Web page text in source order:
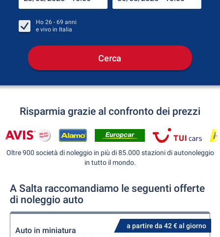
Ho 26 - 69 anni
e vivo in Italia
Cerca
Risparmia grazie al confronto dei prezzi
Oltre 900 società di noleggio in più di 85.000 stazioni di autonoleggio
in tutto il mondo.
A Salta raccomandiamo le seguenti offerte
di noleggio auto
a partire da 42 € al giorno
Auto in miniatura